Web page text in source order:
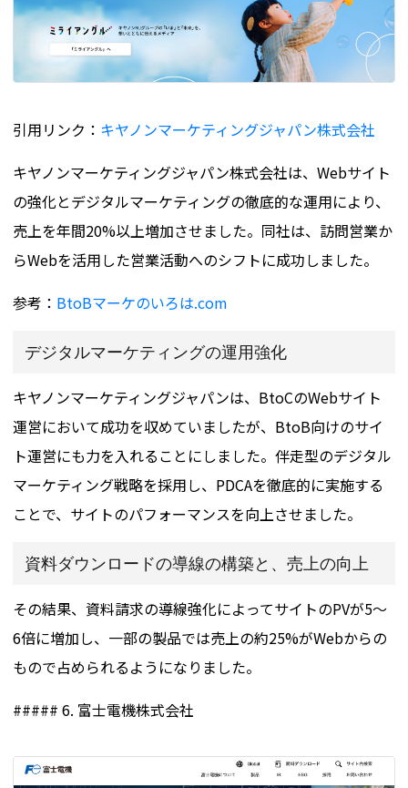
引用リンク： キヤノンマーケティングジャパン株式会社
キヤノンマーケティングジャパン株式会社は、Webサイト
の強化とデジタルマーケティングの徹底的な運用により、
売上を年間20%以上増加させました。同社は、訪問営業か
らWebを活用した営業活動へのシフトに成功しました​​。
参考： BtoBマーケのいろは.com
デジタルマーケティングの運用強化
キヤノンマーケティングジャパンは、BtoCのWebサイト
運営において成功を収めていましたが、BtoB向けのサイ
ト運営にも力を入れることにしました。伴走型のデジタル
マーケティング戦略を採用し、PDCAを徹底的に実施する
ことで、サイトのパフォーマンスを向上させました。
資料ダウンロードの導線の構築と、売上の向上
その結果、資料請求の導線強化によってサイトのPVが5～
6倍に増加し、一部の製品では売上の約25%がWebからの
もので占められるようになりました。
##### 6. 富士電機株式会社